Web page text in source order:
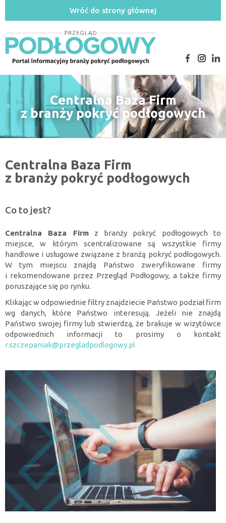
Wróć do strony głównej
Centralna Baza Firm
z branży pokryć podłogowych
Centralna Baza Firm
z branży pokryć podłogowych
Co to jest?
Centralna Baza Firmz branży pokryć podłogowych to
miejsce, w którym scentralizowane są wszystkie firmy
handlowe i usługowe związane z branżą pokryć podłogowych.
W tym miejscu znajdą Państwo zweryfikowane firmy
i rekomendowane przez Przegląd Podłogowy, a także firmy
poruszające się po rynku.
Klikając w odpowiednie filtry znajdziecie Państwo podział firm
wg danych, które Państwo interesują. Jeżeli nie znajdą
Państwo swojej firmy lub stwierdzą, że brakuje w wizytówce
odpowiednich informacji to prosimy o kontakt
r.szczepaniak@przegladpodlogowy.pl